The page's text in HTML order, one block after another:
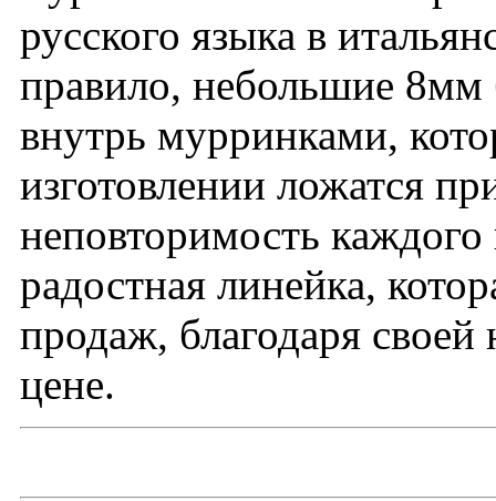
русского языка в
правило, небольшие
внутрь мурринками,
изготовлении ложатся
неповторимость
радостная линейка,
продаж, благодаря своей
цене.